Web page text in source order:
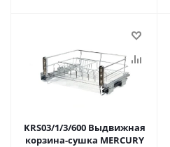
KRS03/1/3/600 Выдвижная
корзина-сушка MERCURY